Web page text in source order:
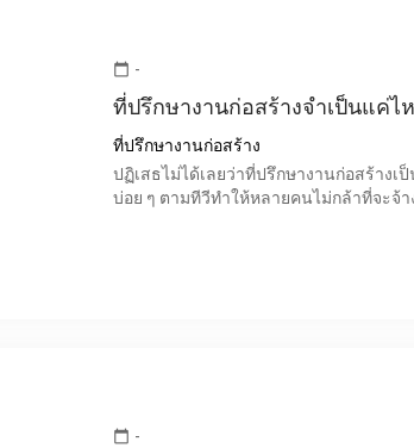
calendar_today -
ที่ปรึกษางานก่อสร้างจำเป็นแค่
ที่ปรึกษางานก่อสร้าง
ปฏิเสธไม่ได้เลยว่าที่ปรึกษางานก่อสร้างเ
บ่อย ๆ ตามทีวีทำให้หลายคนไม่กล้าที่จะจ้า
calendar_today -